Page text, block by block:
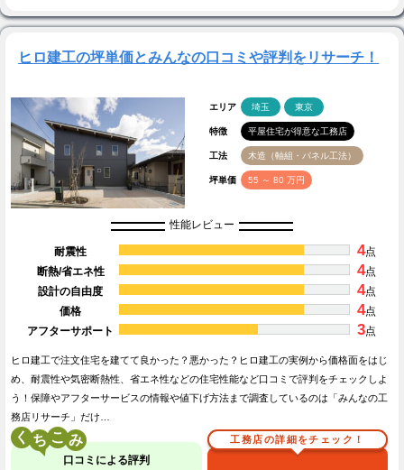
ヒロ建工の坪単価とみんなの口コミや評判をリサーチ！
エリア 埼玉 東京
特徴 平屋住宅が得意な工務店
工法 木造（軸組・パネル工法）
坪単価 55 ～ 80 万円
性能レビュー
耐震性 4点
断熱/省エネ性
4点
設計の自由度
4点
価格
4点
アフターサポート
3点
ヒロ建工で注文住宅を建てて良かった？悪かった？ヒロ建工の実例から価格面をはじ
め、耐震性や気密断熱性、省エネ性などの住宅性能など口コミで評判をチェックしよ
う！保障やアフターサービスの情報や値下げ方法まで調査しているのは「みんなの工
務店リサーチ」だけ…
く こ
口コミによる評判
工務店の詳細をチェック！